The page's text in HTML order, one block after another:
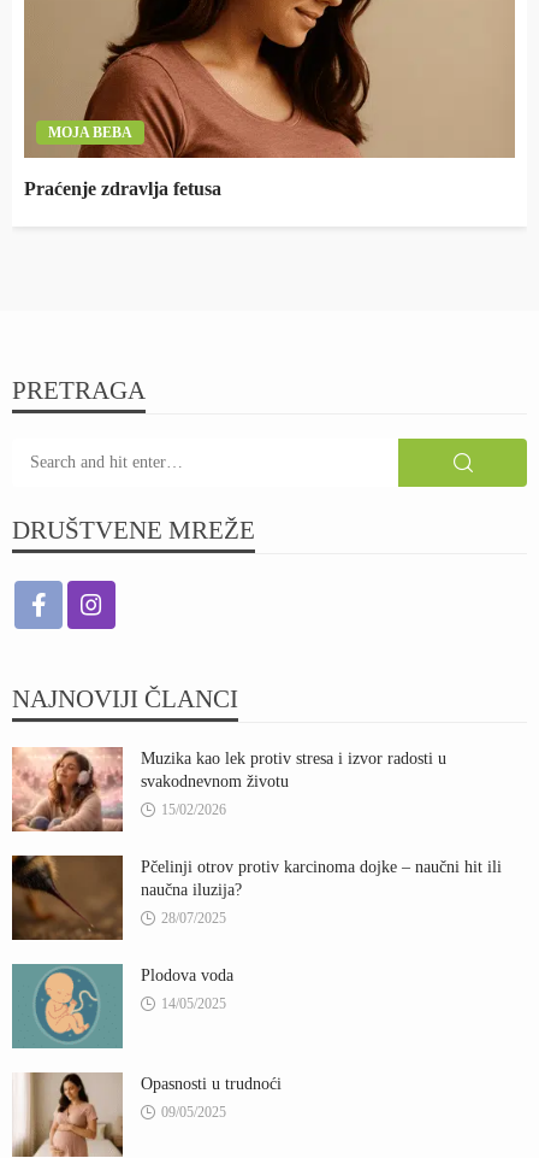
MOJA BEBA
Praćenje zdravlja fetusa
PRETRAGA
DRUŠTVENE MREŽE
NAJNOVIJI ČLANCI
Muzika kao lek protiv stresa i izvor radosti u
svakodnevnom životu
15/02/2026
Pčelinji otrov protiv karcinoma dojke – naučni hit ili
naučna iluzija?
28/07/2025
Plodova voda
14/05/2025
Opasnosti u trudnoći
09/05/2025